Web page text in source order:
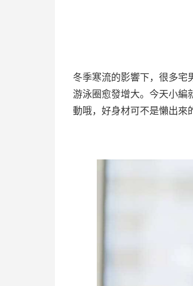
冬季寒流的影響下，很多宅
游泳圈愈發增大。今天小編
動哦，好身材可不是懶出來